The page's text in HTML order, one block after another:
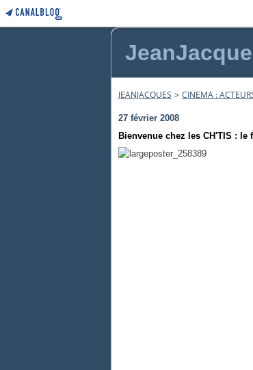
JEANJACQUES > CINEMA :
27 février 2008
Bienvenue chez les CH'TIS : le